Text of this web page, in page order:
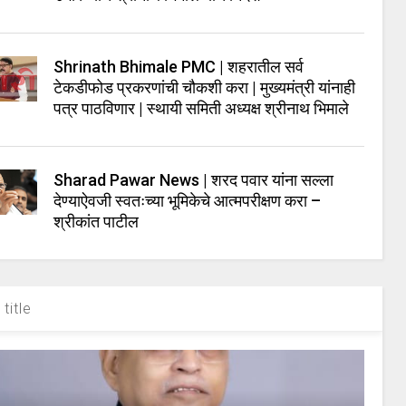
Shrinath Bhimale PMC | शहरातील सर्व
टेकडीफोड प्रकरणांची चौकशी करा | मुख्यमंत्री यांनाही
पत्र पाठविणार | स्थायी समिती अध्यक्ष श्रीनाथ भिमाले
Sharad Pawar News | शरद पवार यांना सल्ला
देण्याऐवजी स्वतःच्या भूमिकेचे आत्मपरीक्षण करा –
श्रीकांत पाटील